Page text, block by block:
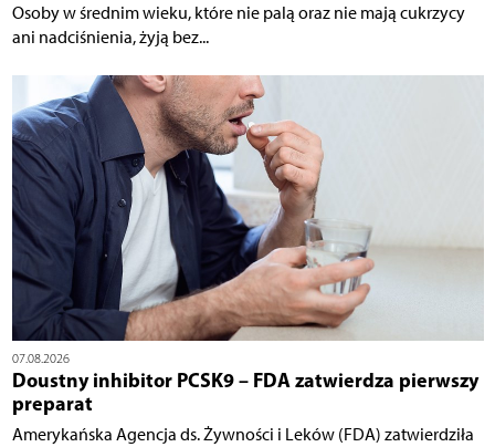
Osoby w średnim wieku, które nie palą oraz nie mają cukrzycy
ani nadciśnienia, żyją bez...
07.08.2026
Doustny inhibitor PCSK9 – FDA zatwierdza pierwszy
preparat
Amerykańska Agencja ds. Żywności i Leków (FDA) zatwierdziła